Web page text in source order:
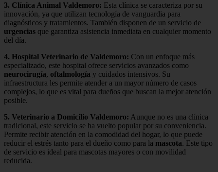
3. Clínica Animal Valdemoro: Esta clínica se caracteriza por su
innovación, ya que utilizan tecnología de vanguardia para
diagnósticos y tratamientos. También disponen de un servicio de
urgencias que garantiza asistencia inmediata en cualquier momento
del día.
4. Hospital Veterinario de Valdemoro: Con un enfoque más
especializado, este hospital ofrece servicios avanzados como
neurocirugía, oftalmología y cuidados intensivos. Su
infraestructura les permite atender a un mayor número de casos
complejos, lo que es vital para dueños que buscan la mejor atención
posible.
5. Veterinario a Domicilio Valdemoro: Aunque no es una clínica
tradicional, este servicio se ha vuelto popular por su conveniencia.
Permite recibir atención en la comodidad del hogar, lo que puede
reducir el estrés tanto para el dueño como para la mascota. Este tipo
de servicio es ideal para mascotas mayores o con movilidad
reducida.